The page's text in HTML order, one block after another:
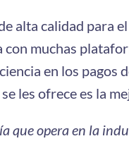
alta calidad para
muchas
en los pagos
les ofrece es la
que opera en la